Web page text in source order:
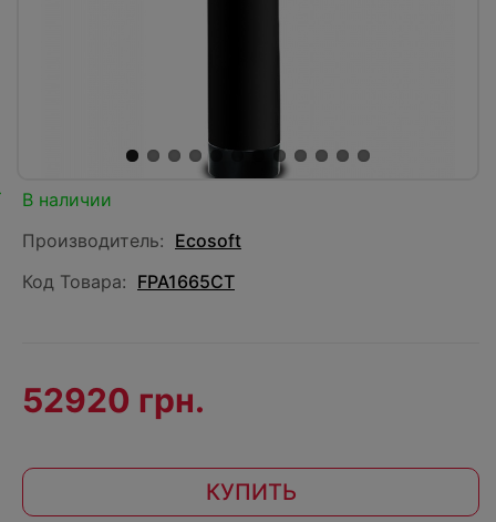
В наличии
Производитель: Ecosoft
Код Товара: FPA1665CT
52920 грн.
КУПИТЬ